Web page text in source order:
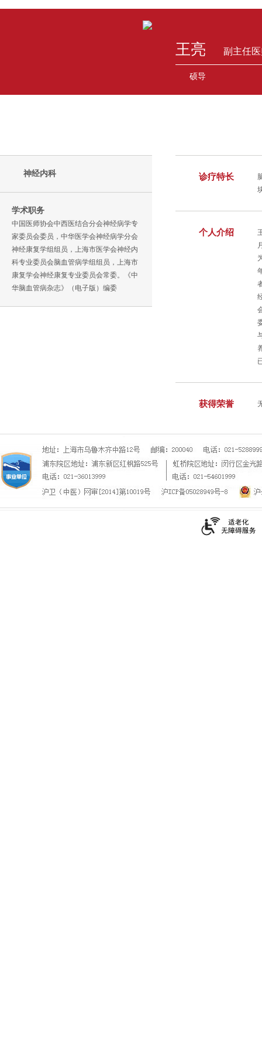
神经内科
学术职务
中国医师协会中西医结合分会神经病学专
家委员会委员，中华医学会神经病学分会
神经康复学组组员，上海市医学会神经内
科专业委员会脑血管病学组组员，上海市
康复学会神经康复专业委员会常委。《中
华脑血管病杂志》（电子版）编委
王亮 副主任
硕导
诊疗特长
个人介绍
获得荣誉